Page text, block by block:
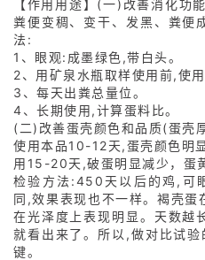
【作用用途】(一)改善消化功
粪便变稠、变干、发黑、粪便
法:
1、眼观:成墨绿色,带白头。
2、用矿泉水瓶取样使用前,使
3、每天出粪总量位。
4、长期使用,计算蛋料比。
(二)改善蛋壳颜色和品质(蛋壳
使用本品10-12天,蛋壳颜色明
用15-20天,破蛋明显减少，蛋
检验方法:450天以后的鸡,可
同,效果表现也不一样。褐壳
在光泽度上表现明显。天数越
就看出来了。所以,做对比试
键。